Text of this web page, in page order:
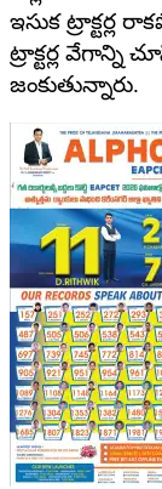
ఇసుక
ట్రాక్టర్ల వేగాన్ని
జంకుతున్నారు.